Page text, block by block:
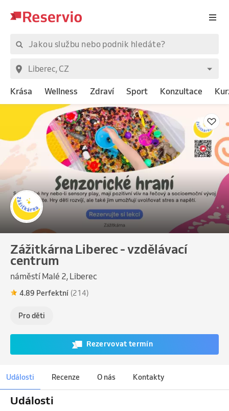
Krása Wellness Zdraví Sport Konzultace
Zážitkárna Liberec - vzdělávací
centrum
náměstí Malé 2, Liberec
4.89 Perfektní (214)
Pro děti
Rezervovat termín
Události Recenze O nás Kontakty
Události